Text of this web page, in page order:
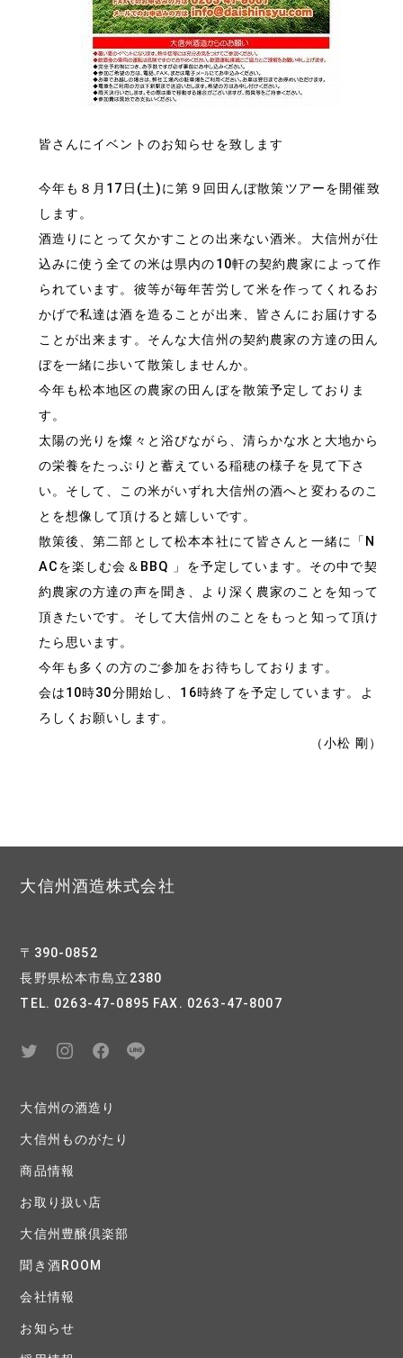
皆さんにイベントのお知らせを致します
今年も８月17日(土)に第９回田んぼ散策ツアーを開催致
します。
酒造りにとって欠かすことの出来ない酒米。大信州が仕
込みに使う全ての米は県内の10軒の契約農家によって作
られています。彼等が毎年苦労して米を作ってくれるお
かげで私達は酒を造ることが出来、皆さんにお届けする
ことが出来ます。そんな大信州の契約農家の方達の田ん
ぼを一緒に歩いて散策しませんか。
今年も松本地区の農家の田んぼを散策予定しておりま
す。
太陽の光りを燦々と浴びながら、清らかな水と大地から
の栄養をたっぷりと蓄えている稲穂の様子を見て下さ
い。そして、この米がいずれ大信州の酒へと変わるのこ
とを想像して頂けると嬉しいです。
散策後、第二部として松本本社にて皆さんと一緒に「N
ACを楽しむ会＆BBQ 」を予定しています。その中で契
約農家の方達の声を聞き、より深く農家のことを知って
頂きたいです。そして大信州のことをもっと知って頂け
たら思います。
今年も多くの方のご参加をお待ちしております。
会は10時30分開始し、16時終了を予定しています。よ
ろしくお願いします。
（小松 剛）
大信州酒造株式会社
〒390-0852
長野県松本市島立2380
TEL. 0263-47-0895 FAX. 0263-47-8007
大信州の酒造り
大信州ものがたり
商品情報
お取り扱い店
大信州豊醸倶楽部
聞き酒ROOM
会社情報
お知らせ